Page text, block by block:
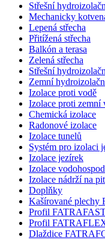
Střešní
Mechanicky
Lepená střecha
Přitížená střecha
Balkón a terasa
Zelená střecha
Střešní
Zemní
Izolace proti vodě
Izolace proti zemní
Chemická izolace
Radonové izolace
Izolace tunelů
Systém pro izolaci
Izolace jezírek
Izolace
Izolace nádrží na
Doplňky
Kašírované
Profil
Profil
Dlaždice